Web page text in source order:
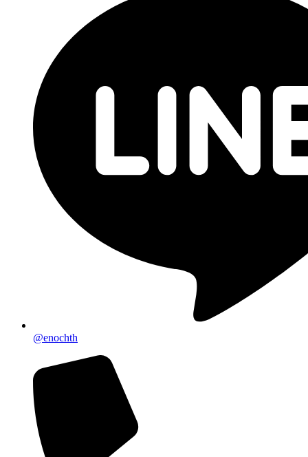
@enochth